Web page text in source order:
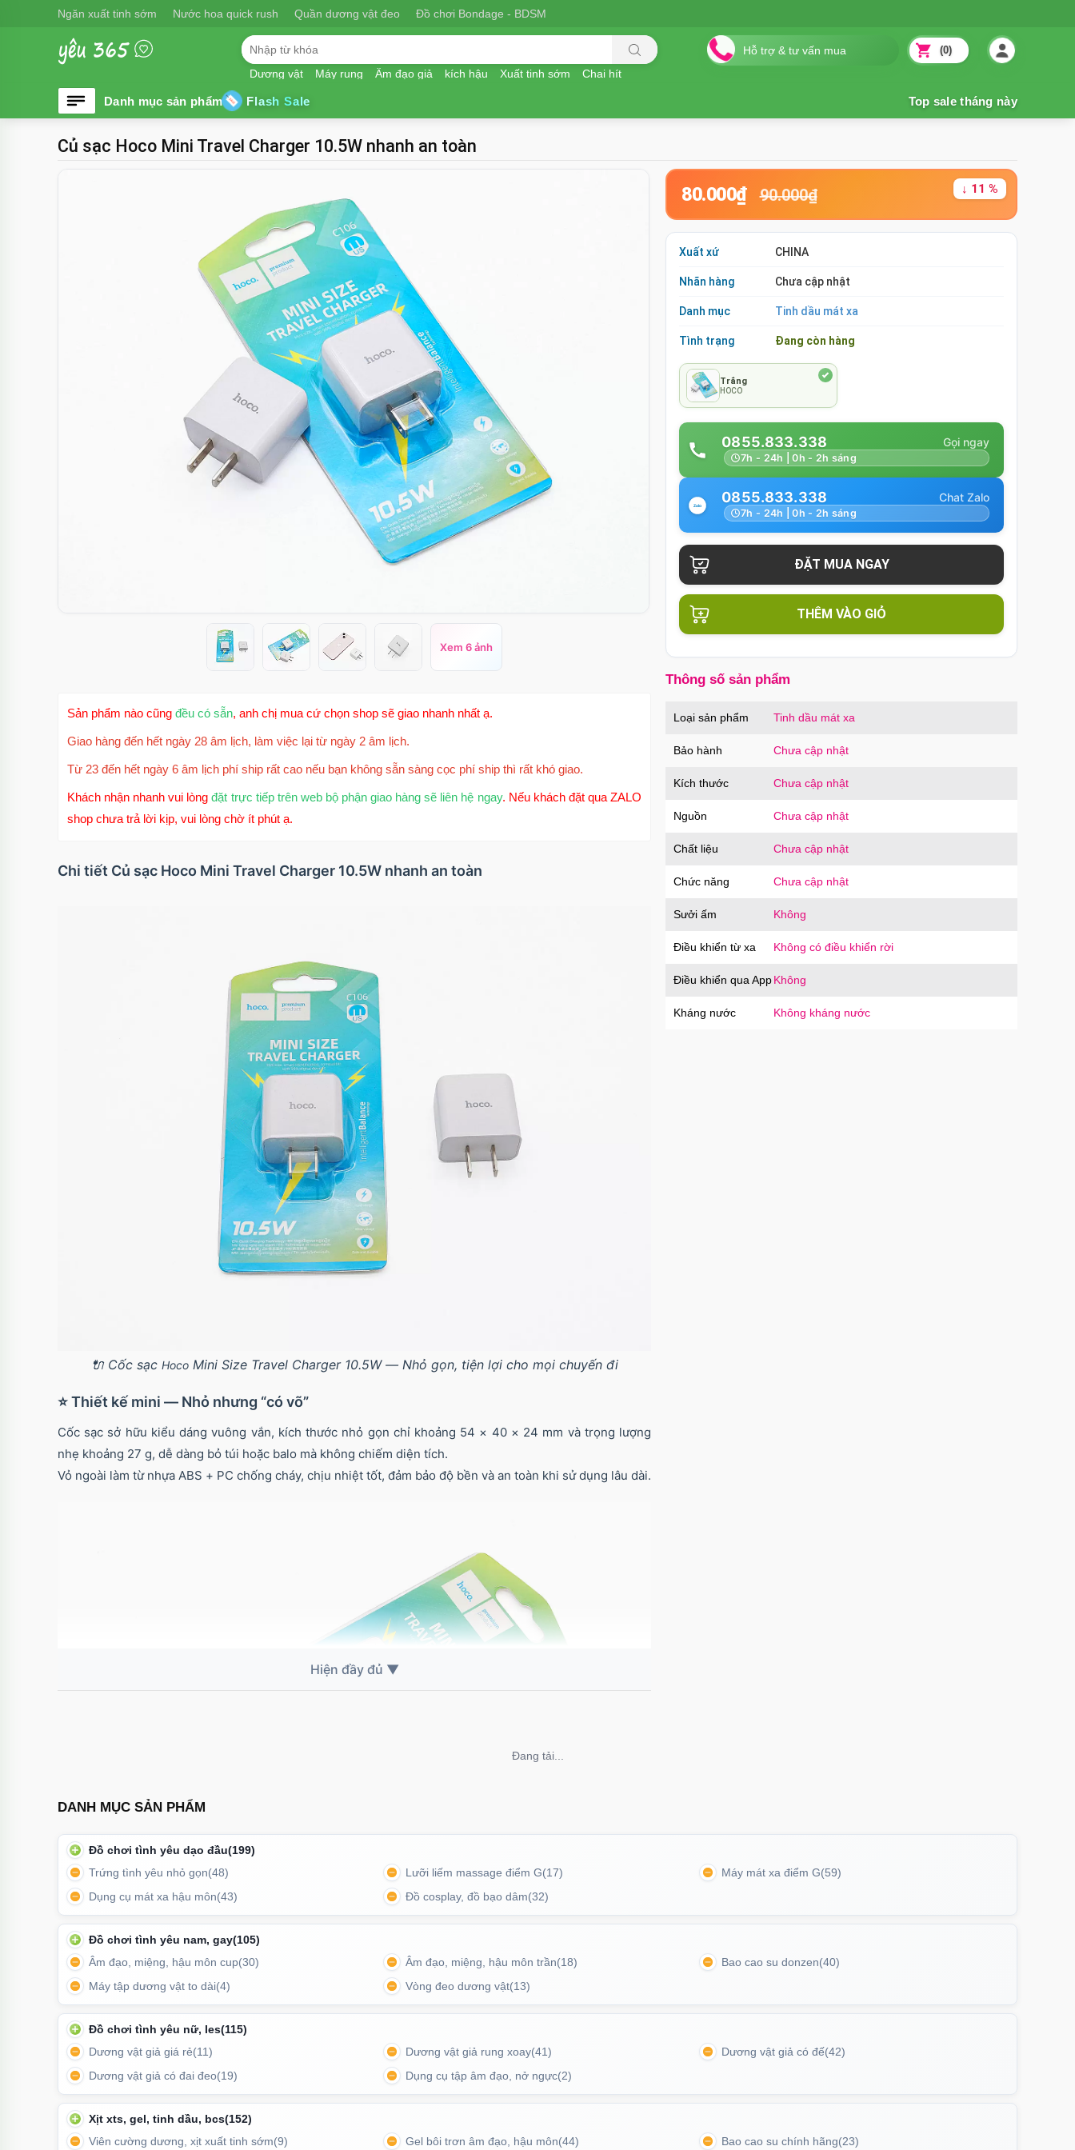
Ngăn xuất tinh sớm Nước hoa quick rush Quần dương vật đeo Đồ chơi Bondage - BDSM
Dương vật Máy rung Âm đạo giả kích hậu Xuất tinh sớm Chai hít
(0)
Flash Sale
Củ sạc Hoco Mini Travel Charger 10.5W nhanh an toàn
Xem 6 ảnh
80.000₫ 90.000₫ ↓ 11 %
Xuất xứ CHINA
Nhãn hàng Chưa cập nhật
Danh mục Tinh dầu mát xa
Tình trạng Đang còn hàng
Trắng
HOCO
0855.833.338
7h - 24h | 0h - 2h sáng
0855.833.338
7h - 24h | 0h - 2h sáng
THÊM VÀO GIỎ
Thông số sản phẩm
Loại sản phẩm Tinh dầu mát xa
Bảo hành Chưa cập nhật
Kích thước Chưa cập nhật
Nguồn Chưa cập nhật
Chất liệu Chưa cập nhật
Chức năng Chưa cập nhật
Sưởi ấm Không
Điều khiển từ xa Không có điều khiển rời
Điều khiển qua AppKhông
Kháng nước Không kháng nước
Sản phẩm nào cũng đều có sẵn, anh chị mua cứ chọn shop sẽ giao nhanh nhất ạ.
Giao hàng đến hết ngày 28 âm lịch, làm việc lại từ ngày 2 âm lịch.
Từ 23 đến hết ngày 6 âm lịch phí ship rất cao nếu bạn không sẵn sàng cọc phí ship thì rất khó giao.
Khách nhận nhanh vui lòngđặt trực tiếp trên web bộ phận giao hàng sẽ liên hệ ngay. Nếu khách đặt qua ZALO
shop chưa trả lời kịp, vui lòng chờ ít phút ạ.
Chi tiết Củ sạc Hoco Mini Travel Charger 10.5W nhanh an toàn
🔌 Cốc sạc HocoMini Size Travel Charger 10.5W — Nhỏ gọn, tiện lợi cho mọi chuyến đi
⭐ Thiết kế mini — Nhỏ nhưng “có võ”
Cốc sạc sở hữu kiểu dáng vuông vắn, kích thước nhỏ gọn chỉ khoảng 54 × 40 × 24 mm và trọng lượng
nhẹ khoảng 27 g, dễ dàng bỏ túi hoặc balo mà không chiếm diện tích.
Vỏ ngoài làm từ nhựa ABS + PC chống cháy, chịu nhiệt tốt, đảm bảo độ bền và an toàn khi sử dụng lâu dài.
Đây là lựa chọn lý tưởng cho người thường xuyên di chuyển hoặc cần một củ sạc dự phòng tại văn phòng,
xe hơi hay túi xách.
⚡ Hiệu suất sạc ổn định 10.5W
Sản phẩm được trang bị 1 cổng USB với công suất 10.5W (5V – 2.1A), đáp ứng tốt nhu cầu sạc
smartphone, tai nghe, pin dự phòng và nhiều thiết bị số khác.
✔ Sạc nhanh hơn củ sạc 1A truyền thống
✔ Tương thích đa dạng thiết bị Android & iPhone
Không thể tải nội dung
DANH MỤC SẢN PHẨM
Đồ chơi tình yêu dạo đầu(199)
Trứng tình yêu nhỏ gọn(48) Lưỡi liếm massage điểm G(17) Máy mát xa điểm G(59)
Dụng cụ mát xa hậu môn(43) Đồ cosplay, đồ bạo dâm(32)
Đồ chơi tình yêu nam, gay(105)
Âm đạo, miệng, hậu môn cup(30) Âm đạo, miệng, hậu môn trần(18) Bao cao su donzen(40)
Máy tập dương vật to dài(4) Vòng đeo dương vật(13)
Đồ chơi tình yêu nữ, les(115)
Dương vật giả giá rẻ(11) Dương vật giả rung xoay(41) Dương vật giả có đế(42)
Dương vật giả có đai đeo(19) Dụng cụ tập âm đạo, nở ngực(2)
Xịt xts, gel, tinh dầu, bcs(152)
Viên cường dương, xịt xuất tinh sớm(9) Gel bôi trơn âm đạo, hậu môn(44) Bao cao su chính hãng(23)